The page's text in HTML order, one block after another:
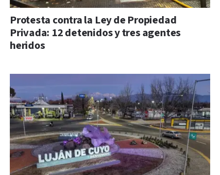
Protesta contra la Ley de Propiedad
Privada: 12 detenidos y tres agentes
heridos